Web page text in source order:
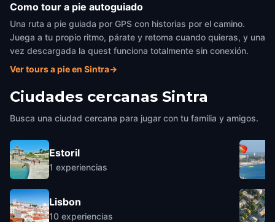
Como tour a pie autoguiado
Una ruta a pie guiada por GPS con historias por el camino.
Juega a tu propio ritmo, párate y retoma cuando quieras, y una
vez descargada la quest funciona totalmente sin conexión.
Ver tours a pie en Sintra→
Ciudades cercanas Sintra
Busca una ciudad cercana para jugar con tu familia y amigos.
Estoril
1 experiencias
Lisbon
10 experiencias